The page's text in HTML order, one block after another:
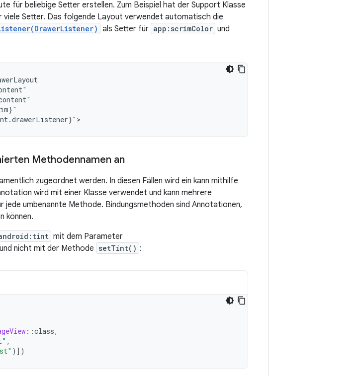
für beliebige Setter erstellen. Zum Beispiel hat der Support Klasse
viele Setter. Das folgende Layout verwendet automatisch die
als Setter für app:scrimColor und
Methodennamen an
zugeordnet werden. In diesen Fällen wird ein kann mithilfe
wird mit einer Klasse verwendet und kann mehrere
jede umbenannte Methode. Bindungsmethoden sind Annotationen,
können.
mit dem Parameter
und nicht mit der Methode setTint() :
::class,
,
) ] )